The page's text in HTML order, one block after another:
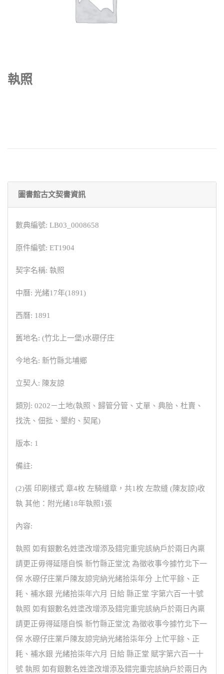
執照
圖書館古文契書資訊
數典編號: LB03_0008658
原件編號: ET1904
契字名稱: 執照
中曆: 光緒17年(1891)
西曆: 1891
舊地名: (竹北上一堡)水磜仔庄
今地名: 新竹縣北埔鄉
立契人: 陳友諒
類別: 0202－土地(執照、歸管分管、丈單、典胎、杜賣、
找洗、佃批、墾約、契尾)
版本: 1
備註:
(2)張 印刷樣式 章4枚 左騎縫章，共1枚 左款縫 (陳友諒)收
執 其他：附光緒18年執照1張
內容:
執照 如有銀數名姓塗改增添及錯完重完該納戶於兩日內稟
請更正毋得延隱自悞 新竹縣正堂沈 為徵收事今據竹北下一
保 水磜仔庄業戶陳友諒完納光緒拾柒年分 上忙平餘、正
耗、補水銀 光緒拾柒年六月 日給 縣正堂 字第六百一十號
執照 如有銀數名姓塗改增添及錯完重完該納戶於兩日內稟
請更正毋得延隱自悞 新竹縣正堂沈 為徵收事今據竹北下一
保 水磜仔庄業戶陳友諒完納光緒拾柒年分 上忙平餘、正
耗、補水銀 光緒拾柒年六月 日給 縣正堂 賦字第六百一十
號 執照 如有銀數名姓塗改增添及錯完重完該納戶於兩日內